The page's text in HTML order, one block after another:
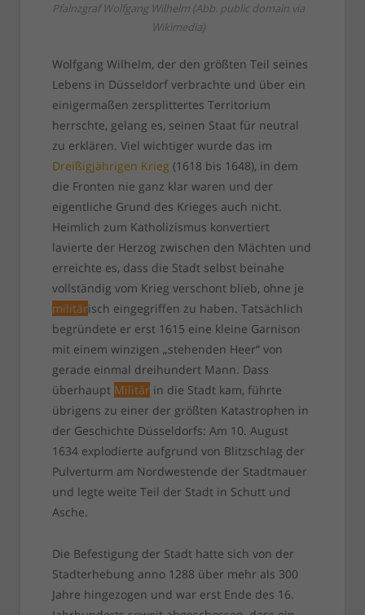
Pfalnzgraf Wolfgang Wilhelm (Abb. public domain via
Wikimedia)
Wolfgang Wilhelm, der den größten Teil seines
Lebens in Düsseldorf verbrachte und über ein
einigermaßen zersplittertes Territorium
herrschte, gelang es, seinen Staat für neutral
zu erklären. Viel wichtiger wurde das im
Dreißigjährigen Krieg (1618 bis 1648), in dem
die Fronten nie ganz klar waren und der
eigentliche Grund des Krieges auch nicht.
Heimlich zum Katholizismus konvertiert
lavierte der Herzog zwischen den Mächten und
erreichte es, dass die Stadt selbst beinahe
vollständig vom Krieg verschont blieb, ohne je
militärisch eingegriffen zu haben. Tatsächlich
begründete er erst 1615 eine kleine Garnison
mit einem winzigen „stehenden Heer“ von
gerade einmal dreihundert Mann. Dass
überhaupt Militär in die Stadt kam, führte
übrigens zu einer der größten Katastrophen in
der Geschichte Düsseldorfs: Am 10. August
1634 explodierte aufgrund von Blitzschlag der
Pulverturm am Nordwestende der Stadtmauer
und legte weite Teil der Stadt in Schutt und
Asche.
Die Befestigung der Stadt hatte sich von der
Stadterhebung anno 1288 über mehr als 300
Jahre hingezogen und war erst Ende des 16.